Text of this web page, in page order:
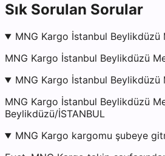
Sık Sorulan Sorular
MNG Kargo İstanbul
MNG Kargo İstanbul Beylikdüzü
MNG Kargo İstanbul
MNG Kargo İstanbul Beylikdüzü
Beylikdüzü/İSTANBUL
MNG Kargo kargomu şubeye